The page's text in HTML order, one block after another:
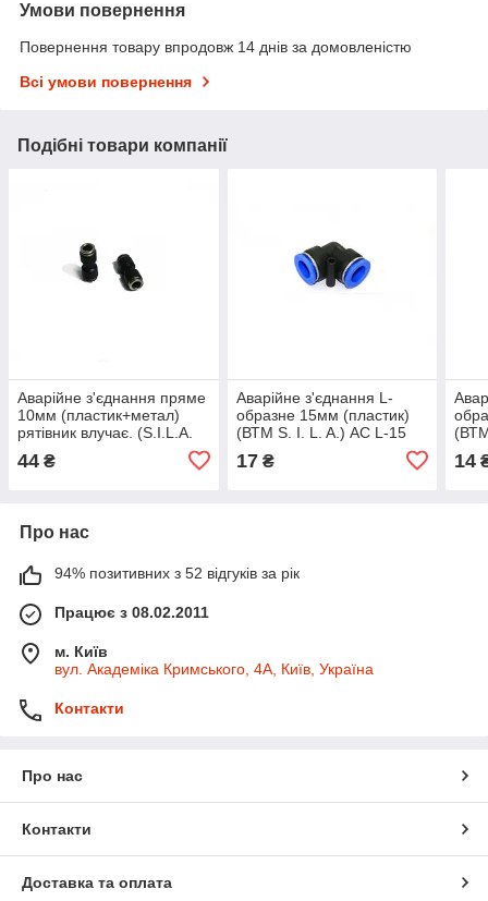
Умови повернення
Повернення товару впродовж 14 днів за домовленістю
Всі умови повернення
Подібні товари компанії
Аварійне з'єднання пряме
10мм (пластик+метал)
рятівник влучає. (S.I.L.A.
44 ₴
Аварійне з'єднання L-
образне 15мм (пластик)
(ВТМ S. I. L. A.) АС L-15
17₴ 14
Про нас
94% позитивних з 52 відгуків за рік
Працює з 08.02.2011
м. Київ
вул. Академіка Кримського, 4А, Київ, Україна
Контакти
Про нас
Контакти
Доставка та оплата